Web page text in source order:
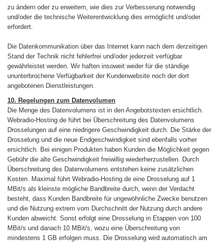
zu ändern oder zu erweitern, wie dies zur Verbesserung notwendig
und/oder die technische Weiterentwicklung dies ermöglicht und/oder
erfordert.
Die Datenkommunikation über das Internet kann nach dem derzeitigen
Stand der Technik nicht fehlerfrei und/oder jederzeit verfügbar
gewährleistet werden. Wir haften insoweit weder für die ständige
ununterbrochene Verfügbarkeit der Kundenwebsite noch der dort
angebotenen Dienstleistungen.
10. Regelungen zum Datenvolumen
Die Menge des Datenvolumens ist in den Angebotstexten ersichtlich.
Webradio-Hosting.de führt bei Überschreitung des Datenvolumens
Drosselungen auf eine niedrigere Geschwindigkeit durch. Die Stärke der
Drosselung und die neue Endgeschwindigkeit sind ebenfalls vorher
ersichtlich. Bei einigen Produkten haben Kunden die Möglichkeit gegen
Gebühr die alte Geschwindigkeit freiwillig wiederherzustellen. Durch
Überschreitung des Datenvolumens entstehen keine zusätzlichen
Kosten. Maximal führt Webradio-Hosting.de eine Drosselung auf 1
MBit/s als kleinste mögliche Bandbreite durch, wenn der Verdacht
besteht, dass Kunden Bandbreite für ungewöhnliche Zwecke benutzen
und die Nutzung extrem vom Durchschnitt der Nutzung durch andere
Kunden abweicht. Sonst erfolgt eine Drosselung in Etappen von 100
MBit/s und danach 10 MBit/s, wozu eine Überschreitung von
mindestens 1 GB erfolgen muss. Die Drosselung wird automatisch am